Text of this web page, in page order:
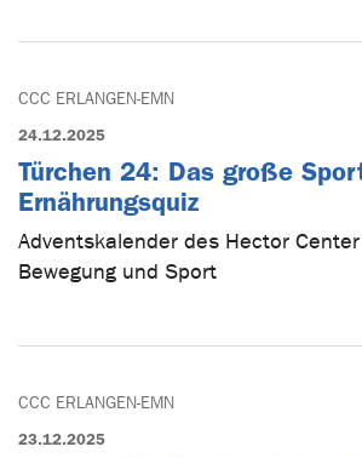
CCC ERLANGEN-EMN
24.12.2025
Türchen 24: Das große
Ernährungsquiz
Adventskalender des Hector
Bewegung und Sport
CCC ERLANGEN-EMN
23.12.2025